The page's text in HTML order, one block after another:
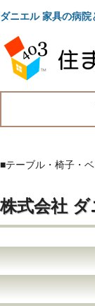
ダニエル 家具の病
■テーブル・椅子・
株式会社